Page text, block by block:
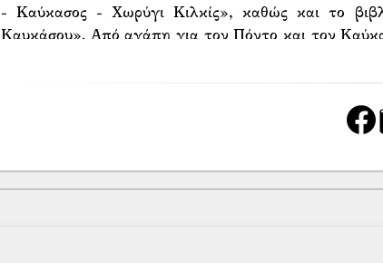
- Καύκασος - Χωρύγι Κιλκίς», καθώς και το
Καυκάσου». Από αγάπη για τον Πόντο και τον
«Δακρυσμένα χώματα» που εκδόθηκε από τις